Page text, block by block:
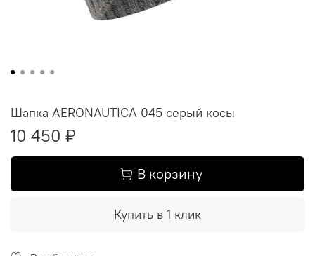
Шапка AERONAUTICA 045 серый косы
10 450 ₽
В корзину
Купить в 1 клик